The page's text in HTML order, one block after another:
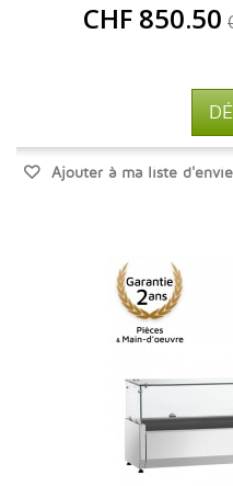
CHF 850.50
Ajouter à ma liste